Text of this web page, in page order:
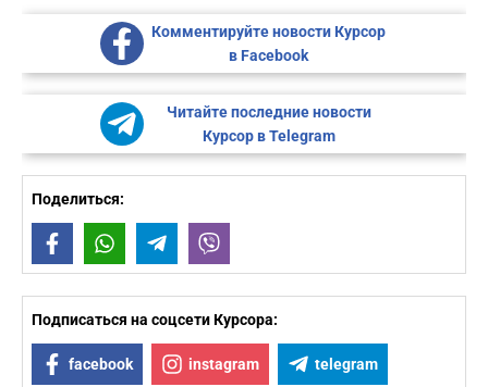
Комментируйте новости Курсор
в Facebook
Читайте последние новости
Курсор в Telegram
Поделиться:
FacebookWhatsAppTelegram
Подписаться на соцсети Курсора:
facebook instagram telegram